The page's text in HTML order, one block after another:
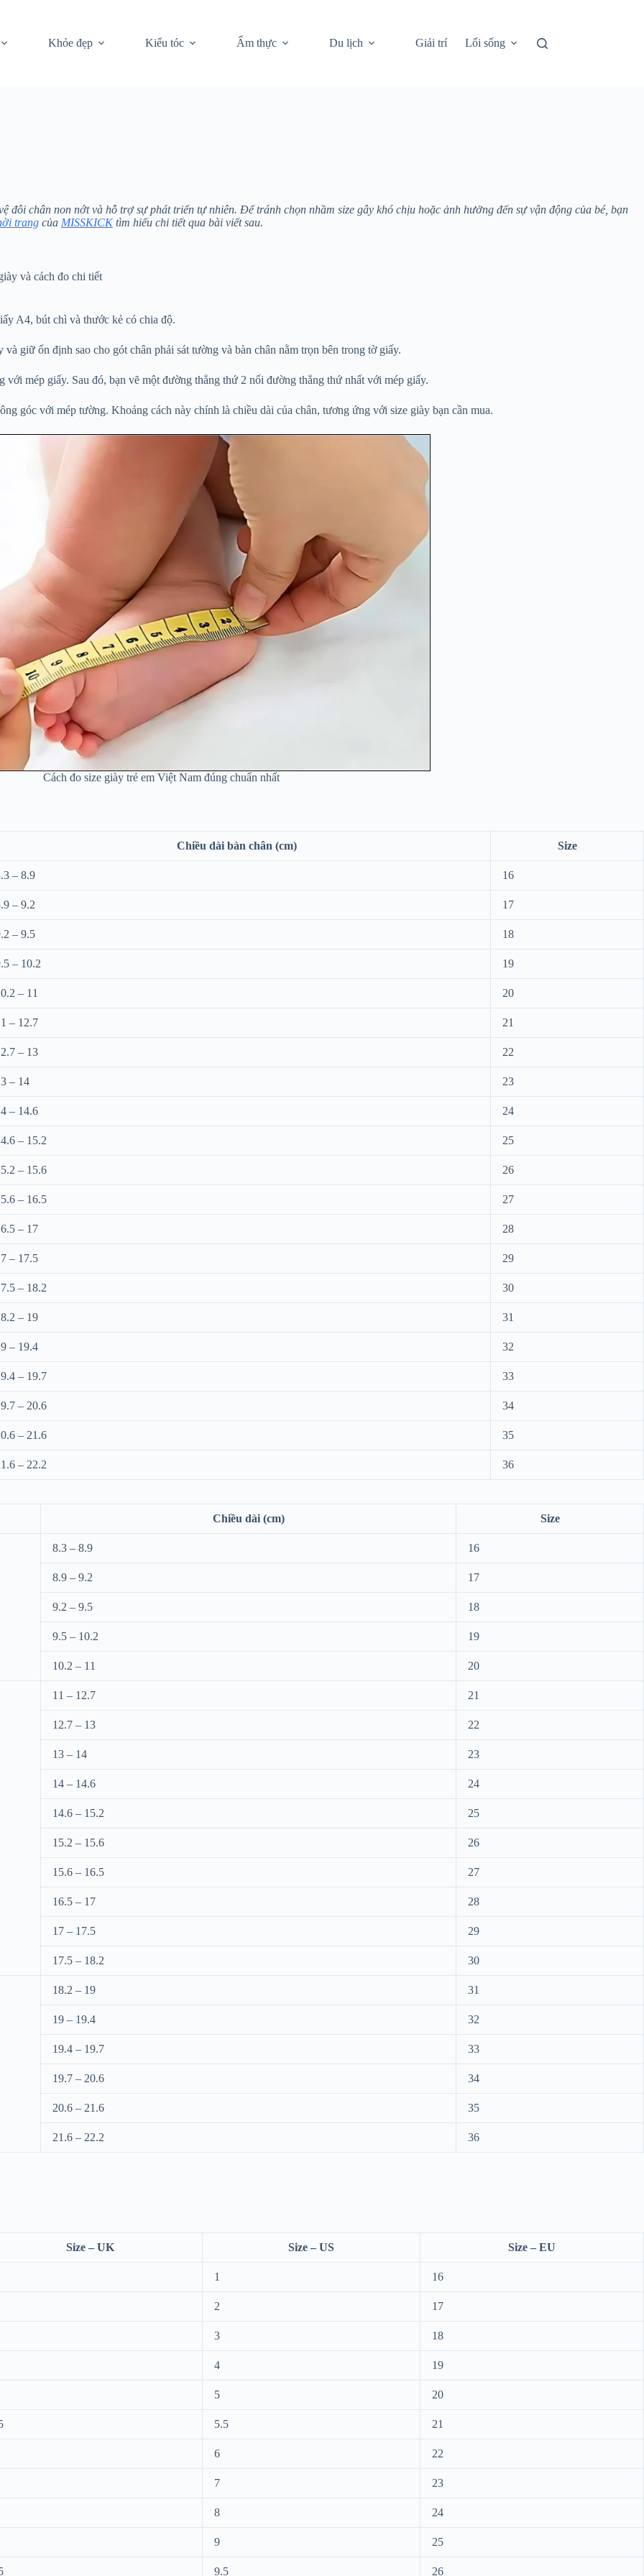
Khỏe đẹp Kiểu tóc Ẩm thực Du lịch Giải trí Lối sống
đôi chân non nớt và hỗ trợ sự phát triển tự nhiên. Để tránh chọn nhầm size gây khó chịu hoặc ảnh hưởng đến sự vận động của bé, bạn
trang của MISSKICKtìm hiểu chi tiết qua bài viết sau.
và cách đo chi tiết
A4, bút chì và thước kẻ có chia độ.
giữ ổn định sao cho gót chân phải sát tường và bàn chân nằm trọn bên trong tờ giấy.
mép giấy. Sau đó, bạn vẽ một đường thẳng thứ 2 nối đường thẳng thứ nhất với mép giấy.
góc với mép tường. Khoảng cách này chính là chiều dài của chân, tương ứng với size giày bạn cần mua.
Cách đo size giày trẻ em Việt Nam đúng chuẩn nhất
Chiều dài bàn chân (cm) Size
– 8.9 16
– 9.2 17
– 9.5 18
– 10.2 19
– 11 20
– 12.7 21
– 13 22
– 14 23
– 14.6 24
– 15.2 25
– 15.6 26
– 16.5 27
– 17 28
– 17.5 29
– 18.2 30
– 19 31
– 19.4 32
– 19.7 33
– 20.6 34
– 21.6 35
– 22.2
36
Chiều dài (cm) Size
8.3 – 8.9 16
8.9 – 9.2 17
9.2 – 9.5 18
9.5 – 10.2 19
10.2 – 11 20
11 – 12.7 21
12.7 – 13 22
13 – 14 23
14 – 14.6 24
14.6 – 15.2 25
15.2 – 15.6 26
15.6 – 16.5 27
16.5 – 17 28
17 – 17.5 29
17.5 – 18.2 30
18.2 – 19 31
19 – 19.4 32
19.4 – 19.7 33
19.7 – 20.6 34
20.6 – 21.6 35
21.6 – 22.2
36
Size – UK Size – US Size – EU
1 16
2 17
3 18
4 19
5 20
5.5 21
6 22
7 23
8 24
9 25
9.5 26